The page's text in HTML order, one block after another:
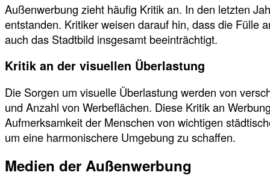
Außenwerbung zieht häufig Kritik an. In den letzten
entstanden. Kritiker weisen darauf hin, dass die Fülle
auch das Stadtbild insgesamt beeinträchtigt.
Kritik an der visuellen Überlastung
Die Sorgen um visuelle Überlastung werden von
und Anzahl von Werbeflächen. Diese Kritik an
Aufmerksamkeit der Menschen von wichtigen
um eine harmonischere Umgebung zu schaffen.
Medien der Außenwerbung